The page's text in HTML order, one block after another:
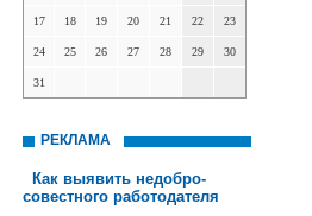
17 18 19 20 21 22 23
24 25 26 27 28 29 30
31
РЕКЛАМА
Как выявить недобро­
совестного работодателя